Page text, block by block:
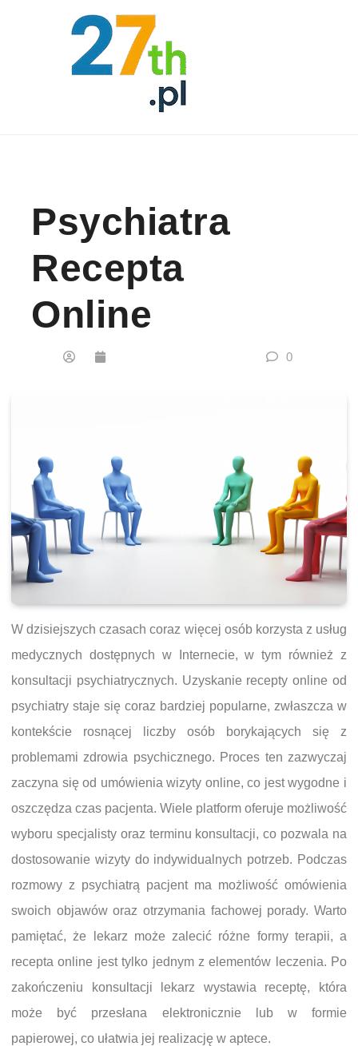
Psychiatra
Recepta
Online
0
W dzisiejszych czasach coraz więcej osób korzysta z usług
medycznych dostępnych w Internecie, w tym również z
konsultacji psychiatrycznych. Uzyskanie recepty online od
psychiatry staje się coraz bardziej popularne, zwłaszcza w
kontekście rosnącej liczby osób borykających się z
problemami zdrowia psychicznego. Proces ten zazwyczaj
zaczyna się od umówienia wizyty online, co jest wygodne i
oszczędza czas pacjenta. Wiele platform oferuje możliwość
wyboru specjalisty oraz terminu konsultacji, co pozwala na
dostosowanie wizyty do indywidualnych potrzeb. Podczas
rozmowy z psychiatrą pacjent ma możliwość omówienia
swoich objawów oraz otrzymania fachowej porady. Warto
pamiętać, że lekarz może zalecić różne formy terapii, a
recepta online jest tylko jednym z elementów leczenia. Po
zakończeniu konsultacji lekarz wystawia receptę, która
może być przesłana elektronicznie lub w formie
papierowej, co ułatwia jej realizację w aptece.